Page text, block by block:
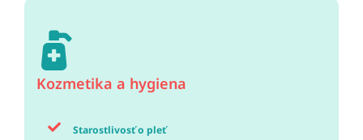
Kozmetika a hygiena
Starostlivosť o pleť